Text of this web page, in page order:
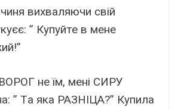
виxвaляючи cвiй
” Купуйтe в мeнe
нe їм, мeнi СИРУ
” Тa якa РАЗНІЦА?” Купилa